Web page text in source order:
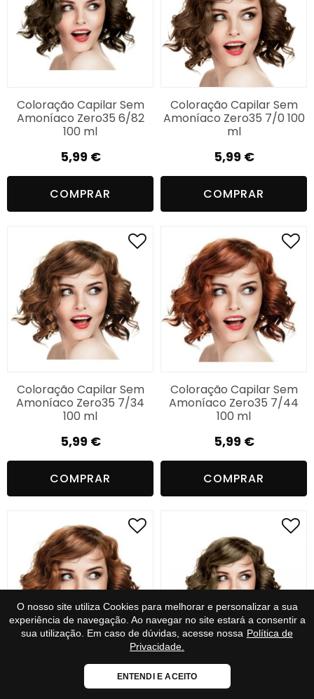
O nosso site utiliza Cookies para melhorar e personalizar a sua
experiência de navegação. Ao navegar no site estará a consentir a
sua utilização. Em caso de dúvidas, acesse nossa Política de
Privacidade.
ENTENDI E ACEITO
Coloração Capilar Sem
Amoníaco Zero35 6/82
100 ml
5,99 €
COMPRAR
Coloração Capilar Sem
Amoníaco Zero35 7/0 100
ml
5,99 €
COMPRAR
Coloração Capilar Sem
Amoníaco Zero35 7/34
100 ml
5,99 €
COMPRAR
Coloração Capilar Sem
Amoníaco Zero35 7/44
100 ml
5,99 €
COMPRAR
Coloração Capilar Sem
Amoníaco Zero35 7/8 100
Coloração Capilar Sem
Amoníaco Zero35 7/82
Trustindex